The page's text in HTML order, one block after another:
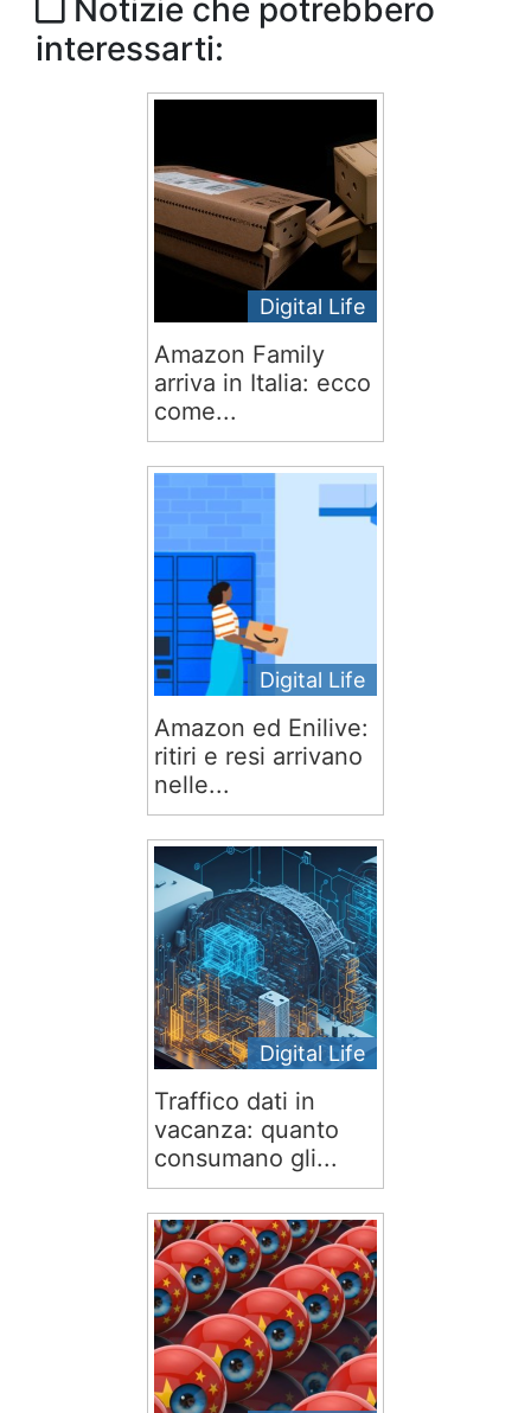
Notizie che potrebbero
interessarti:
Digital Life
Amazon Family
arriva in Italia: ecco
come...
Digital Life
Amazon ed Enilive:
ritiri e resi arrivano
nelle...
Digital Life
Traffico dati in
vacanza: quanto
consumano gli...